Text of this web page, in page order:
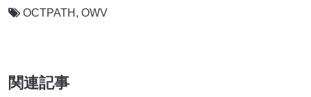
OCTPATH , OWV
関連記事